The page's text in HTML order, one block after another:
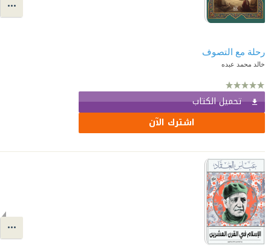
رحلة مع التصوف
خالد محمد عبده
تحميل الكتاب
اشترك الآن